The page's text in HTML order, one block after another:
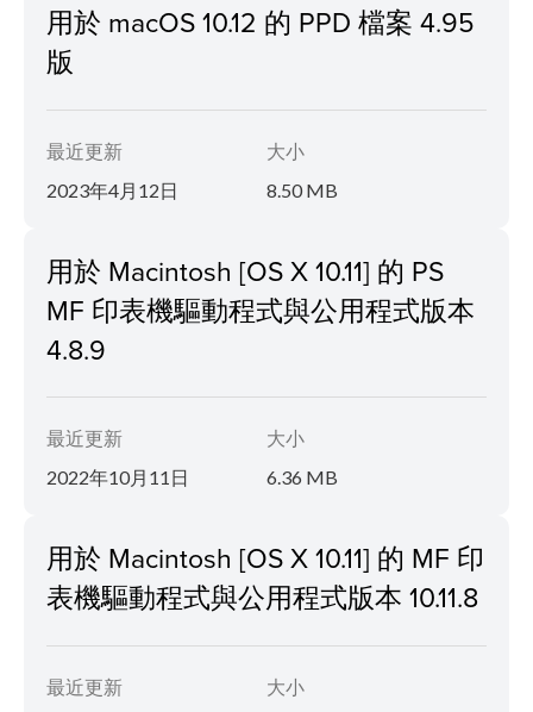
用於 macOS 10.12 的 PPD 檔案 4.95
版
最近更新
2023年4月12日
大小
8.50 MB
用於 Macintosh [OS X 10.11] 的 PS
MF 印表機驅動程式與公用程式版本
4.8.9
最近更新
2022年10月11日
大小
6.36 MB
用於 Macintosh [OS X 10.11] 的 MF 印
表機驅動程式與公用程式版本 10.11.8
最近更新
大小